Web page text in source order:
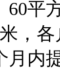
60平
，
月内